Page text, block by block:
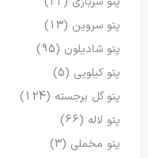
پتو سروین (13)
پتو شادیلون (95)
پتو کیلویی (5)
پتو گل برجسته (124)
پتو لاله (66)
پتو مخملی (3)